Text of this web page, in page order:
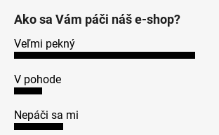
Ako sa Vám páči náš e-shop?
Veľmi pekný
V pohode
Nepáči sa mi